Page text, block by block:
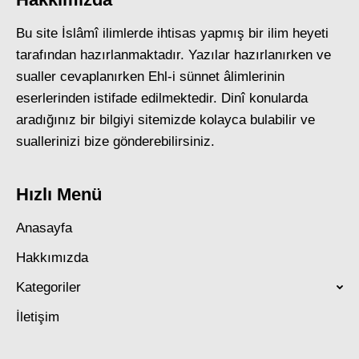
Bu site İslâmî ilimlerde ihtisas yapmış bir ilim heyeti
tarafından hazırlanmaktadır. Yazılar hazırlanırken ve
sualler cevaplanırken Ehl-i sünnet âlimlerinin
eserlerinden istifade edilmektedir. Dinî konularda
aradığınız bir bilgiyi sitemizde kolayca bulabilir ve
suallerinizi bize gönderebilirsiniz.
Hızlı Menü
Anasayfa
Hakkımızda
Kategoriler
İletişim